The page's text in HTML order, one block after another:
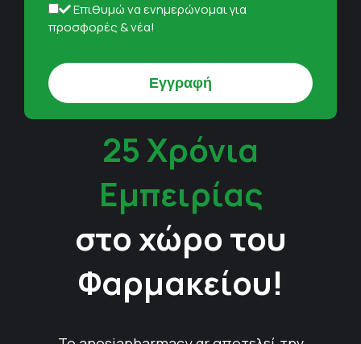
Επιθυμώ να ενημερώνομαι για
προσφορές & νέα!
25 Χρόνια
Εμπειρίας
στο χώρο του
Φαρμακείου!